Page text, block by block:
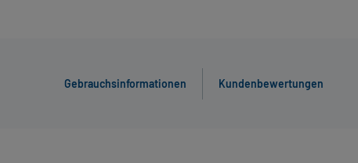
Gebrauchsinformationen Kundenbewertungen